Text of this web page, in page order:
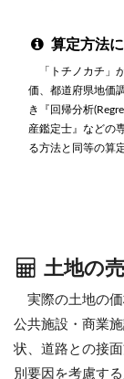
算定方法
「トチノカチ」
価、都道府県地価
き『回帰分析
産鑑定士』などの
る方法と同等の算
土地の
実際の土地の
公共施設・商業
状、道路との接
別要因を考慮す